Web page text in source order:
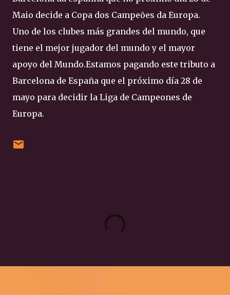
Maio decide a Copa dos Campeões da Europa.
Uno de los clubes más grandes del mundo, que
tiene el mejor jugador del mundo y el mayor
apoyo del Mundo.Estamos pagando este tributo a
Barcelona de España que el próximo día 28 de
mayo para decidir la Liga de Campeones de
Europa.